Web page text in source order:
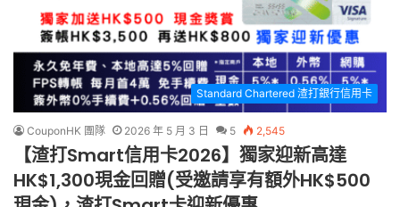
Standard Chartered 渣打銀行信用卡
CouponHK 團隊 2026 年 5 月 3 日 5 2,545
【渣打Smart信用卡2026】獨家迎新高達
HK$1,300現金回贈(受邀請享有額外HK$500